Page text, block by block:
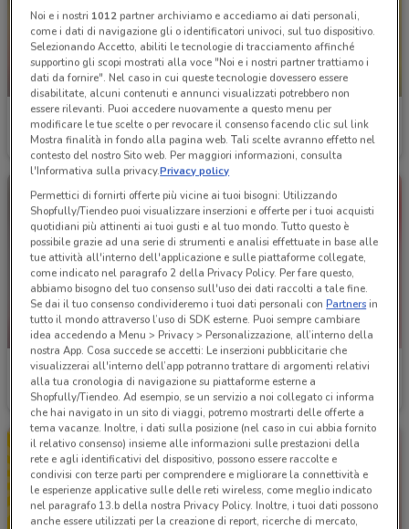
NUOVO
Bennet
Scade il 19/08 1 km
Spazio Conad
Scade il 19/08 19.2 km
NUOVO
KiK
Scade il 16/08 5.4 km
Arcaplanet
Scade il 16/08 4.2 km
Noi e i nostri 1012partner archiviamo e accediamo ai dati personali,
come i dati di navigazione gli o identificatori univoci, sul tuo dispositivo.
Selezionando Accetto, abiliti le tecnologie di tracciamento affinché
supportino gli scopi mostrati alla voce "Noi e i nostri partner trattiamo i
dati da fornire". Nel caso in cui queste tecnologie dovessero essere
disabilitate, alcuni contenuti e annunci visualizzati potrebbero non
essere rilevanti. Puoi accedere nuovamente a questo menu per
modificare le tue scelte o per revocare il consenso facendo clic sul link
Mostra finalità in fondo alla pagina web. Tali scelte avranno effetto nel
contesto del nostro Sito web. Per maggiori informazioni, consulta
l'Informativa sulla privacy.Privacy policy
Permettici di fornirti offerte più vicine ai tuoi bisogni: Utilizzando
Shopfully/Tiendeo puoi visualizzare inserzioni e offerte per i tuoi acquisti
quotidiani più attinenti ai tuoi gusti e al tuo mondo. Tutto questo è
possibile grazie ad una serie di strumenti e analisi effettuate in base alle
tue attività all'interno dell'applicazione e sulle piattaforme collegate,
come indicato nel paragrafo 2 della Privacy Policy. Per fare questo,
abbiamo bisogno del tuo consenso sull'uso dei dati raccolti a tale fine.
Se dai il tuo consenso condivideremo i tuoi dati personali conPartnersin
tutto il mondo attraverso l’uso di SDK esterne. Puoi sempre cambiare
idea accedendo a Menu > Privacy > Personalizzazione, all’interno della
nostra App. Cosa succede se accetti: Le inserzioni pubblicitarie che
visualizzerai all'interno dell’app potranno trattare di argomenti relativi
alla tua cronologia di navigazione su piattaforme esterne a
Shopfully/Tiendeo. Ad esempio, se un servizio a noi collegato ci informa
che hai navigato in un sito di viaggi, potremo mostrarti delle offerte a
tema vacanze. Inoltre, i dati sulla posizione (nel caso in cui abbia fornito
il relativo consenso) insieme alle informazioni sulle prestazioni della
rete e agli identificativi del dispositivo, possono essere raccolte e
condivisi con terze parti per comprendere e migliorare la connettività e
le esperienze applicative sulle delle reti wireless, come meglio indicato
nel paragrafo 13.b della nostra Privacy Policy. Inoltre, i tuoi dati possono
anche essere utilizzati per la creazione di report, ricerche di mercato,